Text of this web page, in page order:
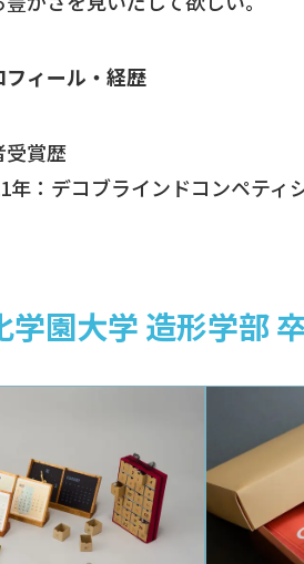
フィール・経歴
受賞歴
年：デコブラインドコンペテ
学園大学 造形学部